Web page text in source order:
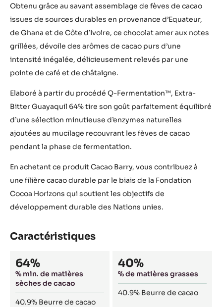
Obtenu grâce au savant assemblage de fèves de cacao
issues de sources durables en provenance d’Equateur,
de Ghana et de Côte d’Ivoire, ce chocolat amer aux notes
grillées, dévoile des arômes de cacao purs d’une
intensité inégalée, délicieusement relevés par une
pointe de café et de châtaigne.
Elaboré à partir du procédé Q-Fermentation™, Extra-
Bitter Guayaquil 64% tire son goût parfaitement équilibré
d’une sélection minutieuse d’enzymes naturelles
ajoutées au mucilage recouvrant les fèves de cacao
pendant la phase de fermentation.
En achetant ce produit Cacao Barry, vous contribuez à
une filière cacao durable par le biais de la Fondation
Cocoa Horizons qui soutient les objectifs de
développement durable des Nations unies.
Caractéristiques
Composition
64%
% min. de matières
sèches de cacao
40.9% Beurre de cacao
40%
% de matières grasses
40.9% Beurre de cacao